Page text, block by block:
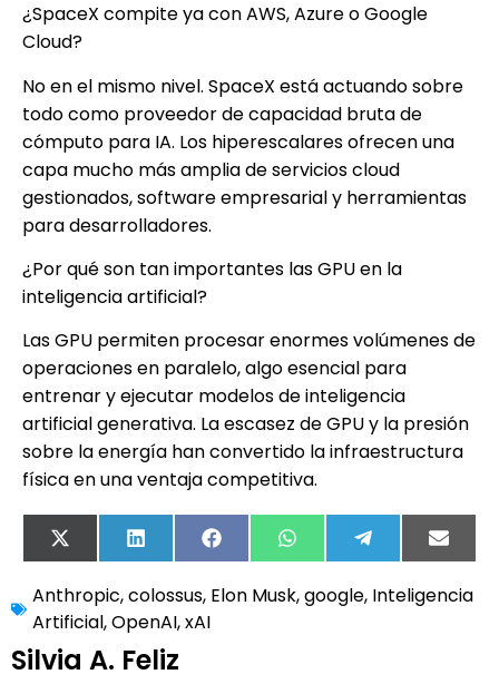
¿SpaceX compite ya con AWS, Azure o Google
Cloud?
No en el mismo nivel. SpaceX está actuando sobre
todo como proveedor de capacidad bruta de
cómputo para IA. Los hiperescalares ofrecen una
capa mucho más amplia de servicios cloud
gestionados, software empresarial y herramientas
para desarrolladores.
¿Por qué son tan importantes las GPU en la
inteligencia artificial?
Las GPU permiten procesar enormes volúmenes de
operaciones en paralelo, algo esencial para
entrenar y ejecutar modelos de inteligencia
artificial generativa. La escasez de GPU y la presión
sobre la energía han convertido la infraestructura
física en una ventaja competitiva.
X
(Twitter)
LinkedIn FacebookWhatsApp TelegramEmail
Anthropic,colossus, Elon Musk,google, Inteligencia
Artificial,OpenAI,xAI
Silvia A. Feliz